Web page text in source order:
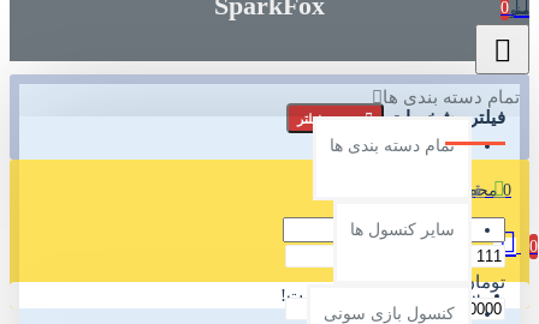
0
تمام دسته بندی ها
تمام دسته بندی ها
سایر کنسول ها
کنسول بازی سونی
0 محصول - 0 تومان
0
سبد خرید شما خالی است!
فیلتر مشخصات ریست فیلتر
قیمت
تومان